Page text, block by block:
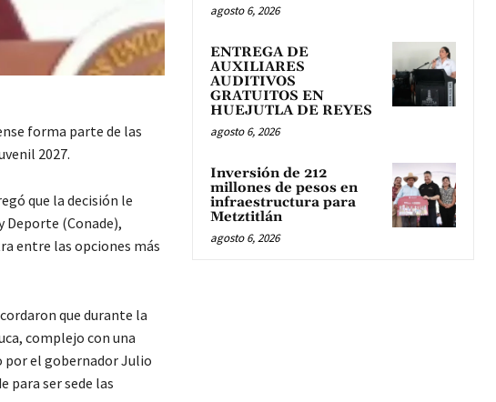
forma parte de las
2027.
que la decisión le
Deporte (Conade),
entre las opciones más
que durante la
complejo con una
por el gobernador Julio
para ser sede las
agosto 6, 2026
ENTREGA DE
AUXILIARES
AUDITIVOS
GRATUITOS EN
HUEJUTLA DE REYES
agosto 6, 2026
Inversión de 212
millones de pesos en
infraestructura para
Metztitlán
agosto 6, 2026